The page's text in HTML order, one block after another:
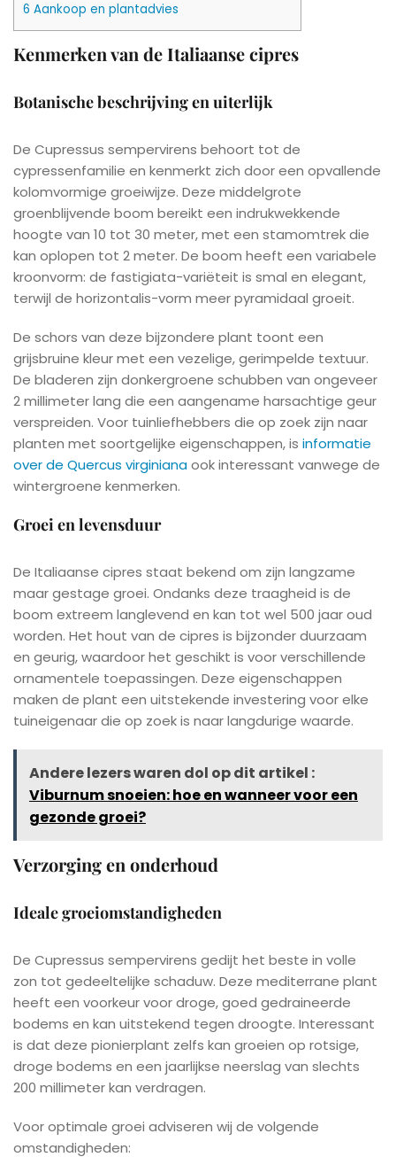
6 Aankoop en plantadvies
Kenmerken van de Italiaanse cipres
Botanische beschrijving en uiterlijk
De Cupressus sempervirens behoort tot de
cypressenfamilie en kenmerkt zich door een opvallende
kolomvormige groeiwijze. Deze middelgrote
groenblijvende boom bereikt een indrukwekkende
hoogte van 10 tot 30 meter, met een stamomtrek die
kan oplopen tot 2 meter. De boom heeft een variabele
kroonvorm: de fastigiata-variëteit is smal en elegant,
terwijl de horizontalis-vorm meer pyramidaal groeit.
De schors van deze bijzondere plant toont een
grijsbruine kleur met een vezelige, gerimpelde textuur.
De bladeren zijn donkergroene schubben van ongeveer
2 millimeter lang die een aangename harsachtige geur
verspreiden. Voor tuinliefhebbers die op zoek zijn naar
planten met soortgelijke eigenschappen, is informatie
over de Quercus virginianaook interessant vanwege de
wintergroene kenmerken.
Groei en levensduur
De Italiaanse cipres staat bekend om zijn langzame
maar gestage groei. Ondanks deze traagheid is de
boom extreem langlevend en kan tot wel 500 jaar oud
worden. Het hout van de cipres is bijzonder duurzaam
en geurig, waardoor het geschikt is voor verschillende
ornamentele toepassingen. Deze eigenschappen
maken de plant een uitstekende investering voor elke
tuineigenaar die op zoek is naar langdurige waarde.
Andere lezers waren dol op dit artikel :
Viburnum snoeien: hoe en wanneer voor een
gezonde groei?
Verzorging en onderhoud
Ideale groeiomstandigheden
De Cupressus sempervirens gedijt het beste in volle
zon tot gedeeltelijke schaduw. Deze mediterrane plant
heeft een voorkeur voor droge, goed gedraineerde
bodems en kan uitstekend tegen droogte. Interessant
is dat deze pionierplant zelfs kan groeien op rotsige,
droge bodems en een jaarlijkse neerslag van slechts
200 millimeter kan verdragen.
Voor optimale groei adviseren wij de volgende
omstandigheden: